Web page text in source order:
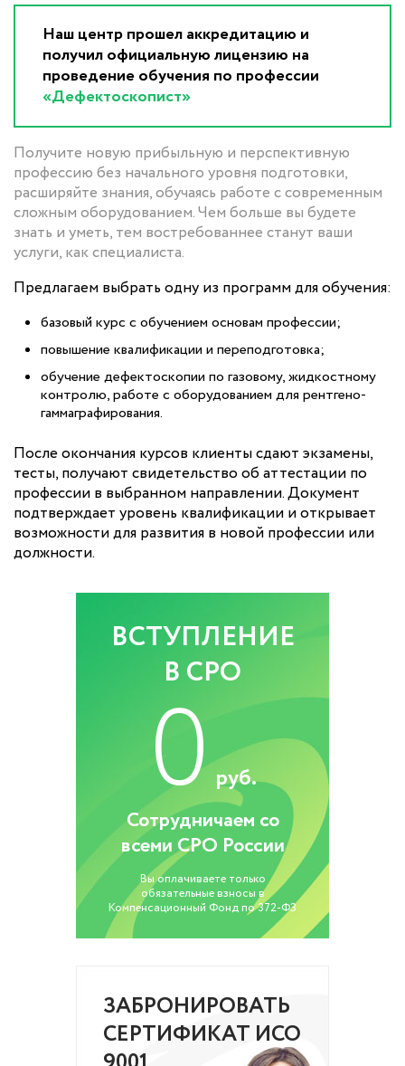
Наш центр прошел аккредитацию и
получил официальную лицензию на
проведение обучения по профессии
«Дефектоскопист»
Получите новую прибыльную и перспективную
профессию без начального уровня подготовки,
расширяйте знания, обучаясь работе с современным
сложным оборудованием. Чем больше вы будете
знать и уметь, тем востребованнее станут ваши
услуги, как специалиста.
Предлагаем выбрать одну из программ для обучения:
базовый курс с обучением основам профессии;
повышение квалификации и переподготовка;
обучение дефектоскопии по газовому, жидкостному
контролю, работе с оборудованием для рентгено-
гаммаграфирования.
После окончания курсов клиенты сдают экзамены,
тесты, получают свидетельство об аттестации по
профессии в выбранном направлении. Документ
подтверждает уровень квалификации и открывает
возможности для развития в новой профессии или
должности.
ВСТУПЛЕНИЕ
В СРО
0 руб.
Сотрудничаем со
всеми СРО России
Вы оплачиваете только
обязательные взносы в
Компенсационный Фонд по 372-ФЗ
ЗАБРОНИРОВАТЬ
СЕРТИФИКАТ ИСО